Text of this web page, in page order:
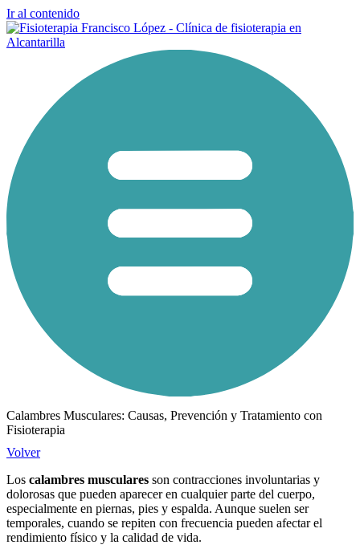
Ir al contenido
Calambres Musculares: Causas, Prevención y Tratamiento con
Fisioterapia
Volver
Los calambres musculares son contracciones involuntarias y
dolorosas que pueden aparecer en cualquier parte del cuerpo,
especialmente en piernas, pies y espalda. Aunque suelen ser
temporales, cuando se repiten con frecuencia pueden afectar el
rendimiento físico y la calidad de vida.